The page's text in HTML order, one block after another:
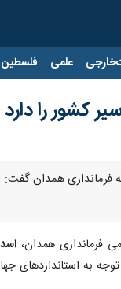
علمی فلسطین
کشور را دارد
فرمانداری همدان،
به استانداردهای